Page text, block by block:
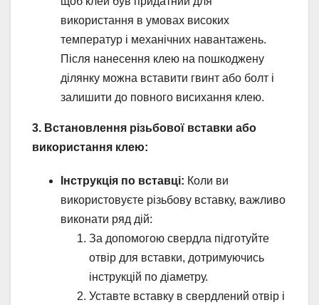
використання в умовах високих
температур і механічних навантажень.
Після нанесення клею на пошкоджену
ділянку можна вставити гвинт або болт і
залишити до повного висихання клею.
3. Встановлення різьбової вставки або
використання клею:
Інструкція по вставці: Коли ви
використовуєте різьбову вставку, важливо
виконати ряд дій:
За допомогою свердла підготуйте
отвір для вставки, дотримуючись
інструкцій по діаметру.
Уставте вставку в свердлений отвір і